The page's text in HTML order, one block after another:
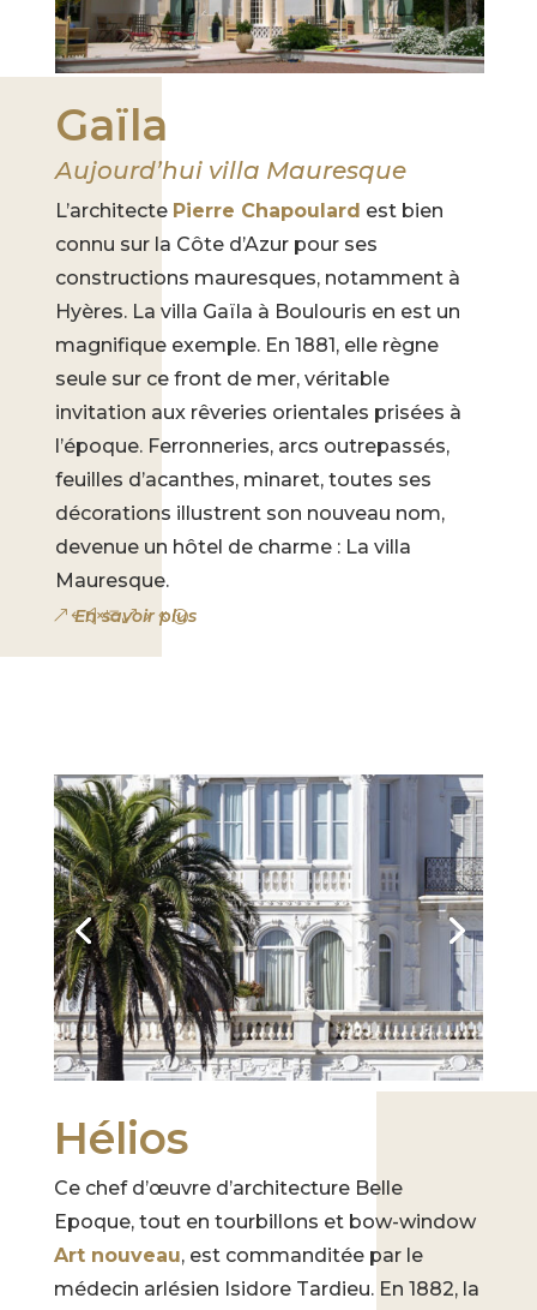
Gaïla
Aujourd’hui villa Mauresque
L’architecte Pierre Chapoulard est bien
connu sur la Côte d’Azur pour ses
constructions mauresques, notamment à
Hyères. La villa Gaïla à Boulouris en est un
magnifique exemple. En 1881, elle règne
seule sur ce front de mer, véritable
invitation aux rêveries orientales prisées à
l’époque. Ferronneries, arcs outrepassés,
feuilles d’acanthes, minaret, toutes ses
décorations illustrent son nouveau nom,
devenue un hôtel de charme : La villa
Mauresque.
En savoir plus
Hélios
Ce chef d’œuvre d’architecture Belle
Epoque, tout en tourbillons et bow-window
Art nouveau, est commanditée par le
médecin arlésien Isidore Tardieu. En 1882, la